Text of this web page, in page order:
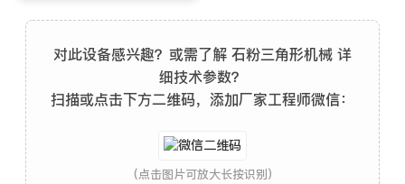
对此设备感兴趣？或需了解 石粉三角形机械 详
细技术参数？
扫描或点击下方二维码，添加厂家工程师微信：
(点击图片可放大长按识别)